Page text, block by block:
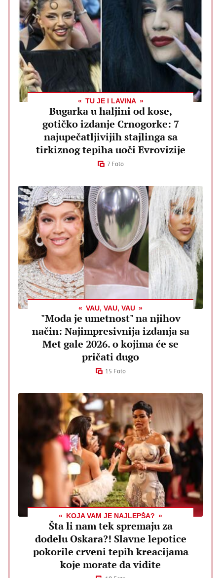
TU JE I LAVINA
Bugarka u haljini od kose,
gotičko izdanje Crnogorke: 7
najupečatljivijih stajlinga sa
tirkiznog tepiha uoči Evrovizije
7 Foto
VAU, VAU, VAU
"Moda je umetnost" na njihov
način: Najimpresivnija izdanja sa
Met gale 2026. o kojima će se
pričati dugo
15 Foto
KOJA VAM JE NAJLEPŠA?
Šta li nam tek spremaju za
dodelu Oskara?! Slavne lepotice
pokorile crveni tepih kreacijama
koje morate da vidite